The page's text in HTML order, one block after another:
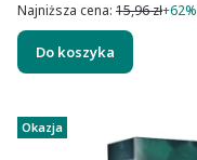
Najniższa cena: 15,96 zł+62%
Do koszyka
Okazja